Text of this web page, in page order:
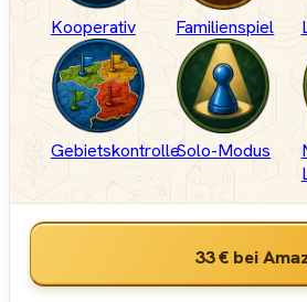
Kooperativ Familienspiel
GebietskontrolleSolo-Modus
33 € bei